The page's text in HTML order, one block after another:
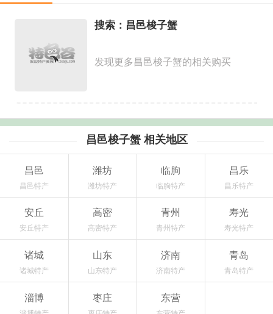
搜索：昌邑梭子蟹
发现更多昌邑梭子蟹的相关购买
昌邑梭子蟹 相关地区
昌邑
昌邑特产
潍坊
潍坊特产
临朐
临朐特产
昌乐
昌乐特产
安丘
安丘特产
高密
高密特产
青州
青州特产
寿光
寿光特产
诸城
诸城特产
山东
山东特产
济南
济南特产
青岛
青岛特产
淄博 枣庄 东营